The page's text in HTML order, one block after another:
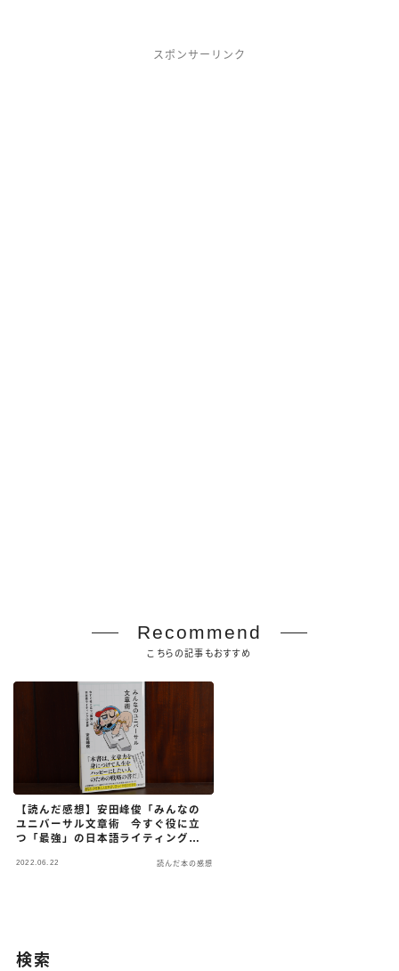
スポンサーリンク
Recommend
こちらの記事もおすすめ
【読んだ感想】安田峰俊「みんなの
ユニバーサル文章術 今すぐ役に立
つ「最強」の日本語ライティングの
2022.06.22 読んだ本の感想
検索